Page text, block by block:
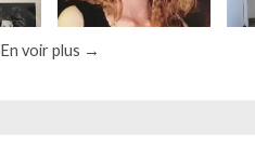
En voir plus